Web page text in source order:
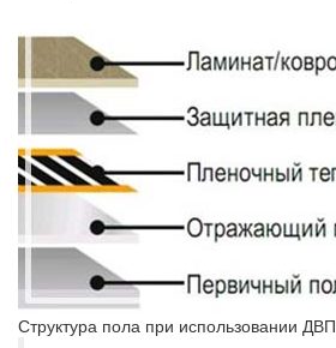
Структура пола при использовании ДВП